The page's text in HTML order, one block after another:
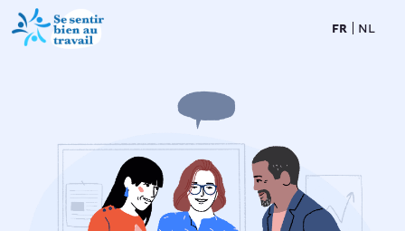
FR NL